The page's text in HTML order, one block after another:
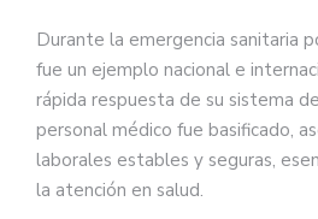
Durante la emergencia sanitaria
fue un ejemplo nacional e
rápida respuesta de su sistema
personal médico fue basificado,
laborales estables y seguras,
la atención en salud.